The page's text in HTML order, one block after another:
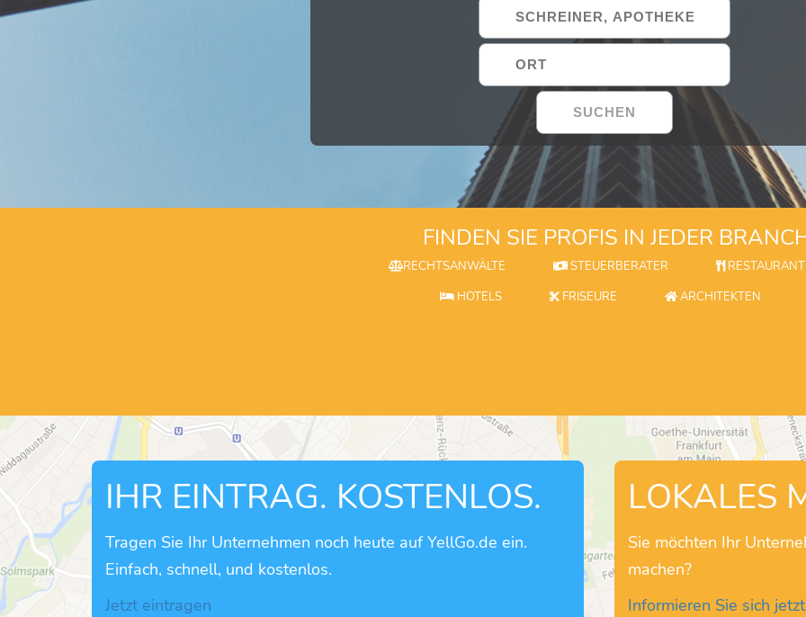
FINDEN SIE PROFIS IN JEDER
RECHTSANWÄLTE STEUERBERATER
HOTELS
FRISEURE ARCHITEKTEN
IHR EINTRAG. KOSTENLOS.
Tragen Sie Ihr Unternehmen noch heute auf YellGo.de ein.
Einfach, schnell, und kostenlos.
Jetzt eintragen
LOKALES
Sie möchten Ihr
machen?
Informieren Sie sich jetzt